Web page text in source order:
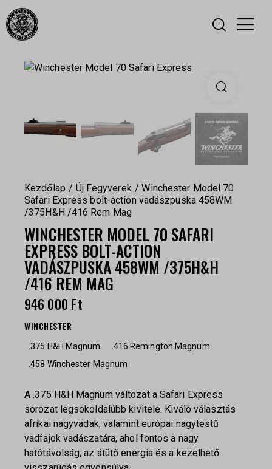
Kezdőlap Új Fegyverek
Winchester Model 70
Safari Express bolt-action vadászpuska 458WM
/375H&H /416 Rem Mag
WINCHESTER MODEL 70 SAFARI
EXPRESS BOLT-ACTION
VADÁSZPUSKA 458WM /375H&H
/416 REM MAG
946 000 Ft
WINCHESTER
.375 H&H Magnum
.416 Remington Magnum
.458 Winchester Magnum
A .375 H&H Magnum változat a Safari Express
sorozat legsokoldalúbb kivitele. Kiváló választás
afrikai nagyvadak, valamint európai nagytestű
vadfajok vadászatára, ahol fontos a nagy
hatótávolság, az átütő energia és a kezelhető